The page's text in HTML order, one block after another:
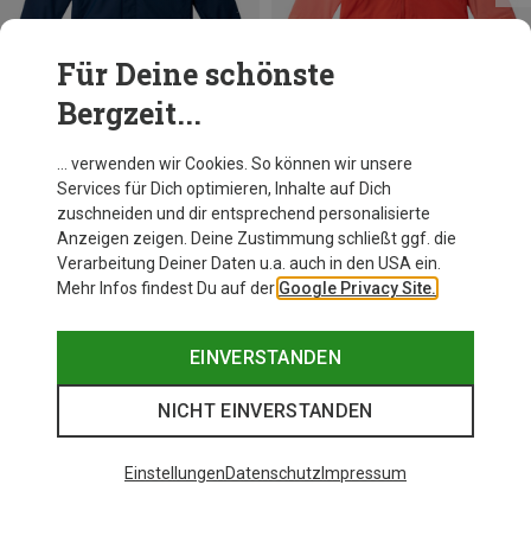
Du sparst 30%
Für Deine schönste
Bergzeit...
… verwenden wir Cookies. So können wir unsere
Services für Dich optimieren, Inhalte auf Dich
zuschneiden und dir entsprechend personalisierte
Anzeigen zeigen. Deine Zustimmung schließt ggf. die
Verarbeitung Deiner Daten u.a. auch in den USA ein.
Mehr Infos findest Du auf der Google Privacy Site.
EINVERSTANDEN
NICHT EINVERSTANDEN
EinstellungenDatenschutz Impressum